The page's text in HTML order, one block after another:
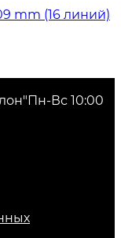
mm (16 линий)
Пн-Вс 10:00